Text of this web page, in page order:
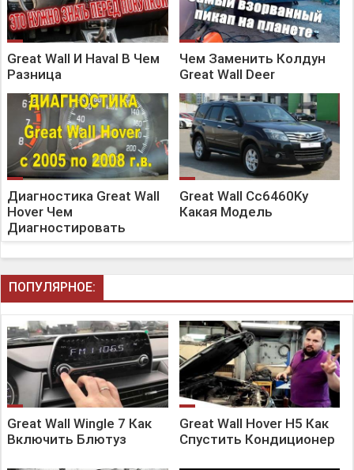
Great Wall И Haval В Чем
Разница
Чем Заменить Колдун
Great Wall Deer
Диагностика Great Wall
Hover Чем
Диагностировать
Great Wall Cc6460Ky
Какая Модель
ПОПУЛЯРНОЕ:
Great Wall Wingle 7 Как
Включить Блютуз
Great Wall Hover H5 Как
Спустить Кондиционер